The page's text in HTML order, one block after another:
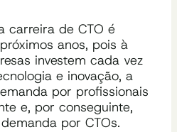
carreira de CTO é
anos, pois à
investem cada vez
e inovação, a
por profissionais
e, por conseguinte,
por CTOs.